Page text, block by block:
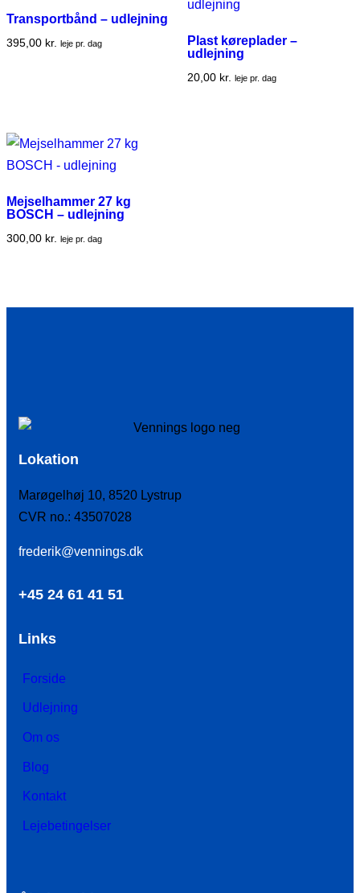
Transportbånd – udlejning
395,00 kr. leje pr. dag
Plast køreplader –
udlejning
20,00 kr. leje pr. dag
Mejselhammer 27 kg
BOSCH – udlejning
300,00 kr. leje pr. dag
Lokation
Marøgelhøj 10, 8520 Lystrup
CVR no.: 43507028
frederik@vennings.dk
+45 24 61 41 51
Links
Forside
Udlejning
Om os
Blog
Kontakt
Lejebetingelser